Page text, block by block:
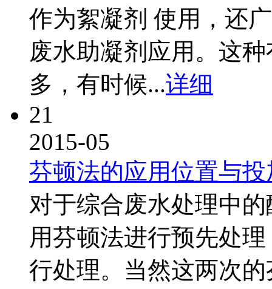
作为絮凝剂 使用，还
废水助凝剂应用。这
多，有时候...详细
21
2015-05
芬顿法的应用位置与
对于综合废水处理中
用芬顿法进行预先处
行处理。当然这两次